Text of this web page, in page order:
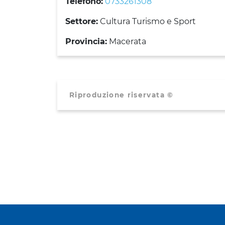
Settore: Cultura Turismo e Sport
Provincia: Macerata
Riproduzione riservata ©